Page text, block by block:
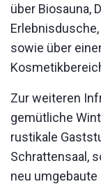
über Biosauna,
sowie über
Zur weiteren
gemütliche
rustikale
Schrattensaal,
neu umgebaute